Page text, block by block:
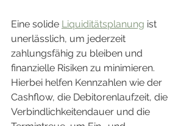
Eine solide Liquiditätsplanung ist
unerlässlich, um jederzeit
zahlungsfähig zu bleiben und
finanzielle Risiken zu minimieren.
Hierbei helfen Kennzahlen wie der
Cashflow, die Debitorenlaufzeit, die
Verbindlichkeitendauer und die